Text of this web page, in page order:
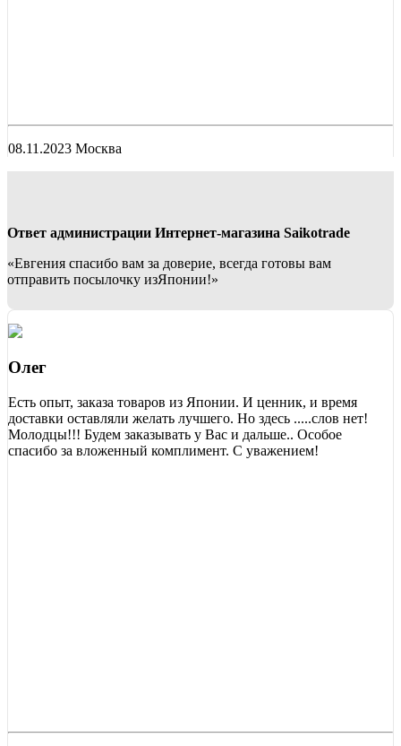
08.11.2023 Москва
Ответ администрации Интернет-магазина Saikotrade
«Евгения спасибо вам за доверие, всегда готовы вам
отправить посылочку изЯпонии!»
Олег
Есть опыт, заказа товаров из Японии. И ценник, и время
доставки оставляли желать лучшего. Но здесь .....слов нет!
Молодцы!!! Будем заказывать у Вас и дальше.. Особое
спасибо за вложенный комплимент. С уважением!